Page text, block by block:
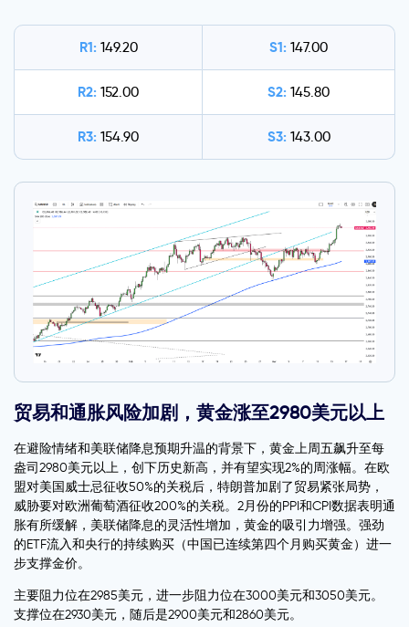
R1: 149.20 S1: 147.00
R2: 152.00 S2: 145.80
R3: 154.90 S3: 143.00
贸易和通胀风险加剧，黄金涨至2980美元以上
在避险情绪和美联储降息预期升温的背景下，黄金上周五飙升至每
盎司2980美元以上，创下历史新高，并有望实现2%的周涨幅。在欧
盟对美国威士忌征收50%的关税后，特朗普加剧了贸易紧张局势，
威胁要对欧洲葡萄酒征收200%的关税。2月份的PPI和CPI数据表明通
胀有所缓解，美联储降息的灵活性增加，黄金的吸引力增强。强劲
的ETF流入和央行的持续购买（中国已连续第四个月购买黄金）进一
步支撑金价。
主要阻力位在2985美元，进一步阻力位在3000美元和3050美元。
支撑位在2930美元，随后是2900美元和2860美元。